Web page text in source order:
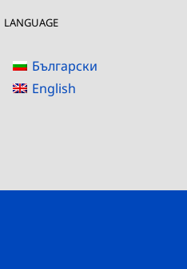
LANGUAGE
Български
English